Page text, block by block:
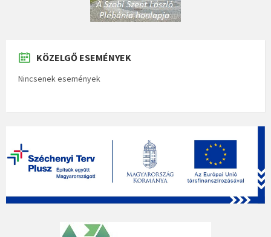
KÖZELGŐ ESEMÉNYEK
Nincsenek események